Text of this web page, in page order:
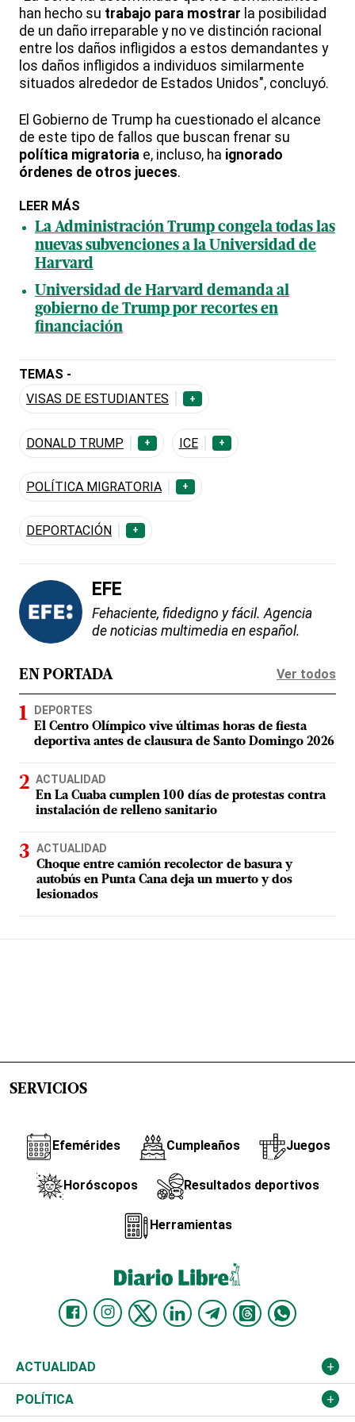
han hecho su trabajo para mostrar la posibilidad
de un daño irreparable y no ve distinción racional
entre los daños infligidos a estos demandantes y
los daños infligidos a individuos similarmente
situados alrededor de Estados Unidos", concluyó.
El Gobierno de Trump ha cuestionado el alcance
de este tipo de fallos que buscan frenar su
política migratoria e, incluso, ha ignorado
órdenes de otros jueces.
LEER MÁS
La Administración Trump congela todas las
nuevas subvenciones a la Universidad de
Harvard
Universidad de Harvard demanda al
gobierno de Trump por recortes en
financiación
TEMAS -
VISAS DE ESTUDIANTES
+
DONALD TRUMP + ICE +
POLÍTICA MIGRATORIA +
DEPORTACIÓN +
EFE
Fehaciente, fidedigno y fácil. Agencia
de noticias multimedia en español.
EN PORTADA Ver todos
DEPORTES
El Centro Olímpico vive últimas horas de fiesta
deportiva antes de clausura de Santo Domingo 2026
ACTUALIDAD
En La Cuaba cumplen 100 días de protestas contra
instalación de relleno sanitario
ACTUALIDAD
Choque entre camión recolector de basura y
autobús en Punta Cana deja un muerto y dos
lesionados
SERVICIOS
Efemérides Cumpleaños Juegos
Horóscopos Resultados deportivos
Herramientas
ACTUALIDAD
Nacional
POLÍTICA